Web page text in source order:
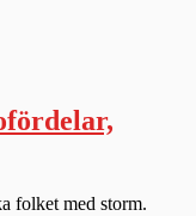
folket med storm.